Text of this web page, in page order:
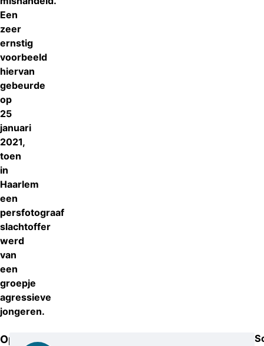
Een
zeer
ernstig
voorbeeld
hiervan
gebeurde
op
25
januari
2021,
toen
in
Haarlem
een
persfotograaf
slachtoffer
werd
van
een
groepje
agressieve
jongeren.
Oproep